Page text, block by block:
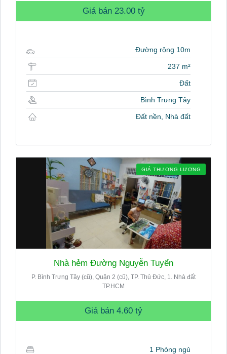
Giá bán 23.00 tỷ
Đường rộng 10m
237 m²
Đất
Bình Trưng Tây
Đất nền, Nhà đất
GIÁ THƯƠNG LƯỢNG
Nhà hẻm Đường Nguyễn Tuyển
P. Bình Trưng Tây (cũ), Quận 2 (cũ), TP. Thủ Đức, 1. Nhà đất
TP.HCM
Giá bán 4.60 tỷ
1 Phòng ngủ